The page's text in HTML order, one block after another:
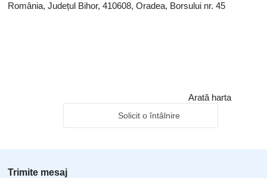
România, Județul Bihor, 410608, Oradea, Borsului nr. 45
Arată harta
Solicit o întâlnire
Trimite mesaj